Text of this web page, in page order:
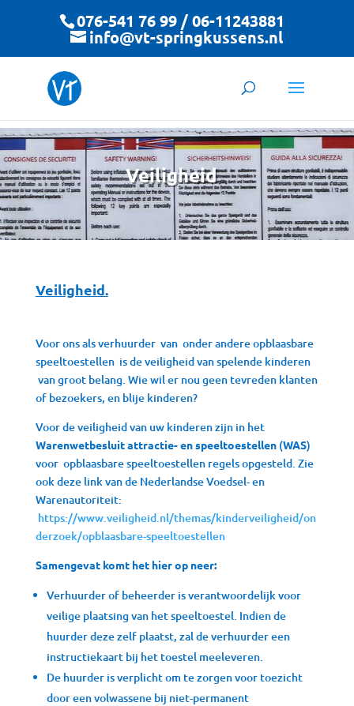
076-541 76 99 / 06-11243881
info@vt-springkussens.nl
Veiligheid
Veiligheid.
Voor ons als verhuurder van onder andere opblaasbare
speeltoestellen is de veiligheid van spelende kinderen
van groot belang. Wie wil er nou geen tevreden klanten
of bezoekers, en blije kinderen?
Voor de veiligheid van uw kinderen zijn in het
Warenwetbesluit attractie- en speeltoestellen(WAS)
voor opblaasbare speeltoestellen regels opgesteld. Zie
ook deze link van de Nederlandse Voedsel- en
Warenautoriteit:
https://www.veiligheid.nl/themas/kinderveiligheid/on
derzoek/opblaasbare-speeltoestellen
Samengevat komt het hier op neer:
Verhuurder of beheerder is verantwoordelijk voor
veilige plaatsing van het speeltoestel. Indien de
huurder deze zelf plaatst, zal de verhuurder een
instructiekaart bij het toestel meeleveren.
De huurder is verplicht om te zorgen voor toezicht
door een volwassene bij niet-permanent